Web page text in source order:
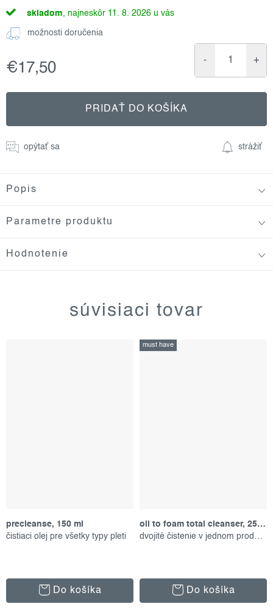
skladom 11. 8. 2026
možnosti doručenia
€17,50
cena:
PRIDAŤ DO KOŠÍKA
opýtať sa strážiť
Popis
Parametre produktu
Hodnotenie
súvisiaci tovar
precleanse, 150 ml
čistiaci olej pre všetky typy pleti
Do košíka
must have
oil to foam total cleanser, 250 ml
dvojité čistenie v jednom produkte
Do košíka